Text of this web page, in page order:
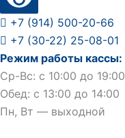
+7 (914) 500-20-66
+7 (30-22) 25-08-01
Режим работы кассы:
Ср-Вс: с 10:00 до 19:00
Обед: с 13:00 до 14:00
Пн, Вт — выходной